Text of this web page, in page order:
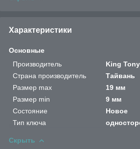
Характеристики
Основные
Производитель
King Tony
Страна производитель
Тайвань
Размер max
19 мм
Размер min
9 мм
Состояние
Новое
Тип ключа
Скрыть